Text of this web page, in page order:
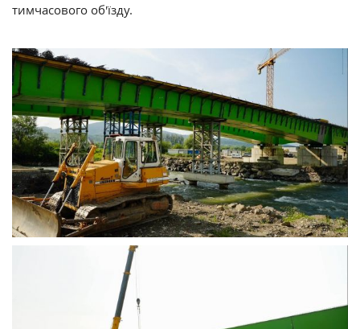
тимчасового об'їзду.